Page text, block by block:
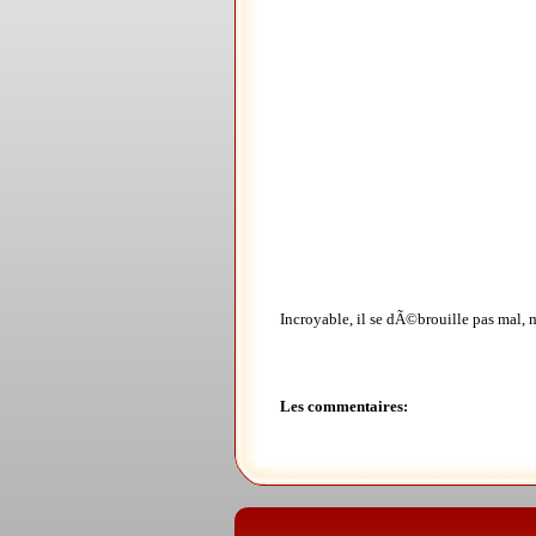
Incroyable, il se dÃ©brouille pas mal,
Les commentaires: